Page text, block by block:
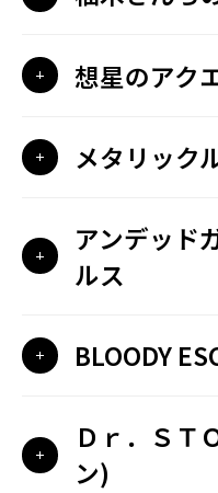
想星のアク
メタリック
アンデッド
ルス
BLOODY
Ｄｒ．ＳＴ
ン)